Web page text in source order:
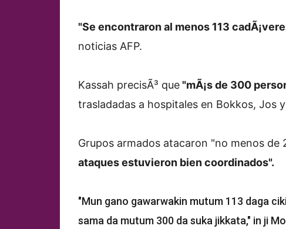
"Se encontraron al menos 113
noticias AFP.
Kassah precisÃ³ que"mÃ¡s de 300
trasladadas a hospitales en Bokkos, Jos
Grupos armados atacaron "no menos de
ataques estuvieron bien coordinados".
"Mun gano gawarwakin mutum 113 daga
sama da mutum 300 da suka jikkata," in ji